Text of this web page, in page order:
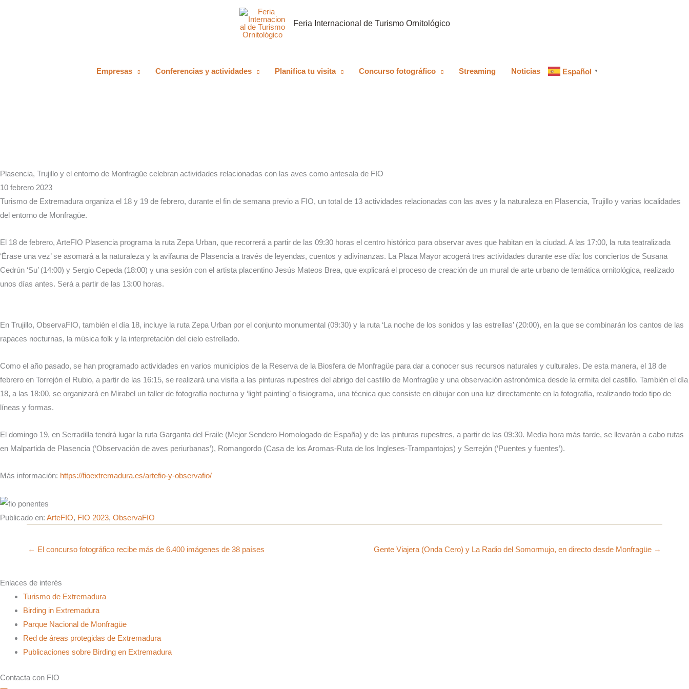
Feria Internacional de Turismo Ornitológico
Empresas Conferencias y actividades Planifica tu visita Concurso fotográfico Streaming Noticias Español ▼
Plasencia, Trujillo y el entorno de Monfragüe celebran actividades relacionadas con las aves como antesala de FIO
10 febrero 2023
Turismo de Extremadura organiza el 18 y 19 de febrero, durante el fin de semana previo a FIO, un total de 13 actividades relacionadas con las aves y la naturaleza en Plasencia, Trujillo y varias localidades
del entorno de Monfragüe.
El 18 de febrero, ArteFIO Plasencia programa la ruta Zepa Urban, que recorrerá a partir de las 09:30 horas el centro histórico para observar aves que habitan en la ciudad. A las 17:00, la ruta teatralizada
‘Érase una vez’ se asomará a la naturaleza y la avifauna de Plasencia a través de leyendas, cuentos y adivinanzas. La Plaza Mayor acogerá tres actividades durante ese día: los conciertos de Susana
Cedrún ‘Su’ (14:00) y Sergio Cepeda (18:00) y una sesión con el artista placentino Jesús Mateos Brea, que explicará el proceso de creación de un mural de arte urbano de temática ornitológica, realizado
unos días antes. Será a partir de las 13:00 horas.
En Trujillo, ObservaFIO, también el día 18, incluye la ruta Zepa Urban por el conjunto monumental (09:30) y la ruta ‘La noche de los sonidos y las estrellas’ (20:00), en la que se combinarán los cantos de las
rapaces nocturnas, la música folk y la interpretación del cielo estrellado.
Como el año pasado, se han programado actividades en varios municipios de la Reserva de la Biosfera de Monfragüe para dar a conocer sus recursos naturales y culturales. De esta manera, el 18 de
febrero en Torrejón el Rubio, a partir de las 16:15, se realizará una visita a las pinturas rupestres del abrigo del castillo de Monfragüe y una observación astronómica desde la ermita del castillo. También el día
18, a las 18:00, se organizará en Mirabel un taller de fotografía nocturna y ‘light painting’ o fisiograma, una técnica que consiste en dibujar con una luz directamente en la fotografía, realizando todo tipo de
líneas y formas.
El domingo 19, en Serradilla tendrá lugar la ruta Garganta del Fraile (Mejor Sendero Homologado de España) y de las pinturas rupestres, a partir de las 09:30. Media hora más tarde, se llevarán a cabo rutas
en Malpartida de Plasencia (‘Observación de aves periurbanas’), Romangordo (Casa de los Aromas-Ruta de los Ingleses-Trampantojos) y Serrejón (‘Puentes y fuentes’).
Más información: https://fioextremadura.es/artefio-y-observafio/
Publicado en: ArteFIO, FIO 2023, ObservaFIO
← El concurso fotográfico recibe más de 6.400 imágenes de 38 países Gente Viajera (Onda Cero) y La Radio del Somormujo, en directo desde Monfragüe →
Enlaces de interés
Turismo de Extremadura
Birding in Extremadura
Parque Nacional de Monfragüe
Red de áreas protegidas de Extremadura
Publicaciones sobre Birding en Extremadura
Contacta con FIO